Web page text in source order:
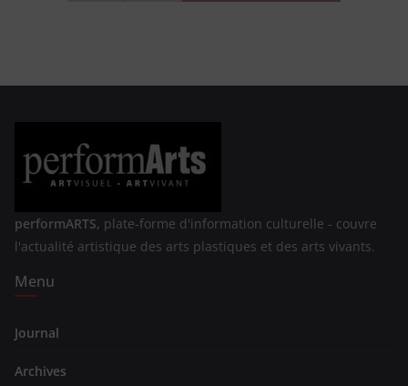
performARTS, plate-forme d'information culturelle - couvre
l'actualité artistique des arts plastiques et des arts vivants.
Menu
Journal
Archives